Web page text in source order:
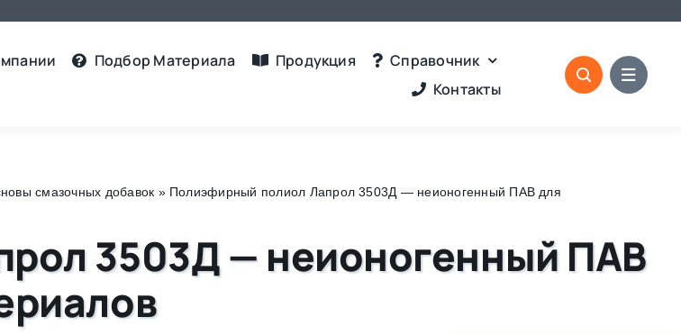
Подбор Материалa Продукция
Справочник
Контакты
смазочных добавок » Полиэфирный полиол Лапрол 3503Д — неионогенный ПАВ для
3503Д — неионогенный ПАВ